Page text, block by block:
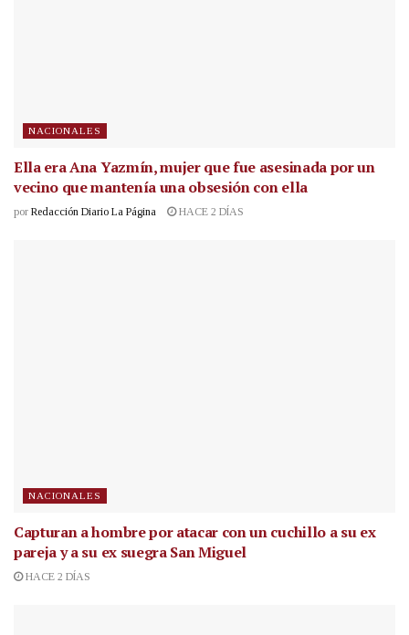
NACIONALES
Ella era Ana Yazmín, mujer que fue asesinada por un
vecino que mantenía una obsesión con ella
por Redacción Diario La Página HACE 2 DÍAS
NACIONALES
Capturan a hombre por atacar con un cuchillo a su ex
pareja y a su ex suegra San Miguel
HACE 2 DÍAS